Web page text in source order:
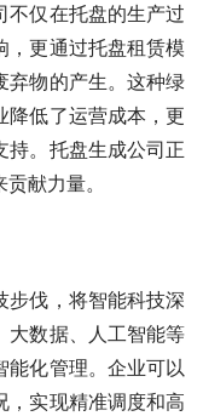
不仅在托盘的生产过
，更通过托盘租赁模
弃物的产生。这种绿
降低了运营成本，更
持。托盘生成公司正
献力量。
步伐，将智能科技深
大数据、人工智能等
能化管理。企业可以
，实现精准调度和高